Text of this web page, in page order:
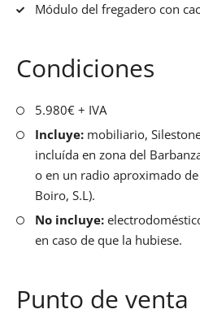
Módulo del fregadero con
Condiciones
5.980€ + IVA
Incluye:mobiliario,
incluída en zona del
o en un radio aproximado
Boiro, S.L).
No incluye:
en caso de que la hubiese.
Punto de venta